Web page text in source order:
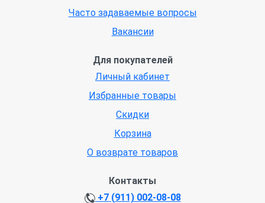
Часто задаваемые вопросы
Вакансии
Для покупателей
Личный кабинет
Избранные товары
Скидки
Корзина
О возврате товаров
Контакты
+7 (911) 002-08-08